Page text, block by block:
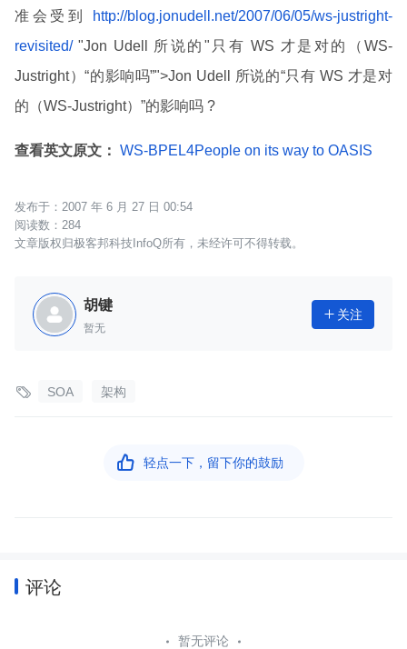
准会受到
http://blog.jonudell.net/2007/06/05/ws-justright-
revisited/"Jon Udell 所说的"只有 WS 才是对的（WS-
Justright）“的影响吗”">Jon Udell 所说的“只有 WS 才是对
的（WS-Justright）”的影响吗 ?
查看英文原文： WS-BPEL4People on its way to OASIS
2007 年 6 月 27 日 00:54
284
文章版权归极客邦科技InfoQ所有，未经许可不得转载。
胡键
暂无
 关注
 SOA 架构
 轻点一下，留下你的鼓励
评论
暂无评论